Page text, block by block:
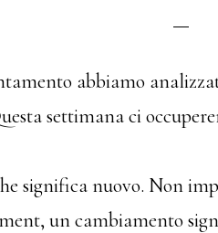
abbiamo
settimana ci
significa nuovo. Non
un cambiamento